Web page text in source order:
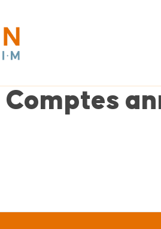
Comptes